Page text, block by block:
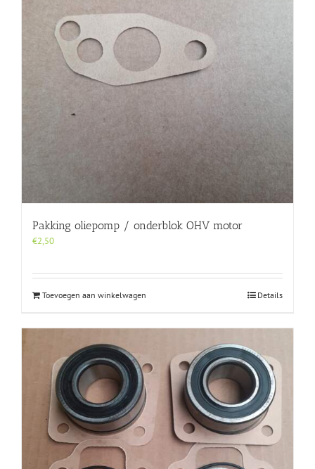
Pakking oliepomp / onderblok OHV motor
€2,50
Toevoegen aan winkelwagen Details